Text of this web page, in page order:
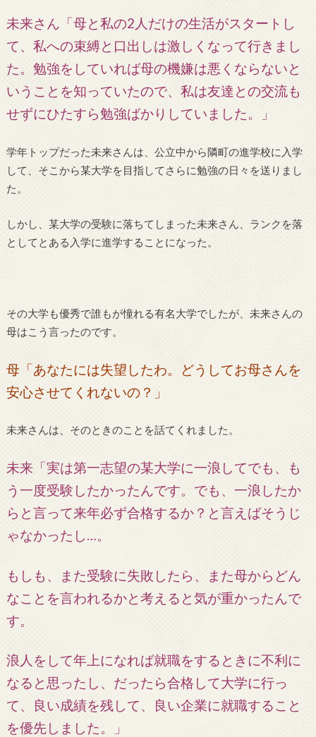
未来さん「母と私の2人だけの生活がスタートし
て、私への束縛と口出しは激しくなって行きまし
た。勉強をしていれば母の機嫌は悪くならないと
いうことを知っていたので、私は友達との交流も
せずにひたすら勉強ばかりしていました。」
学年トップだった未来さんは、公立中から隣町の進学校に入学
して、そこから某大学を目指してさらに勉強の日々を送りまし
た。
しかし、某大学の受験に落ちてしまった未来さん、ランクを落
としてとある入学に進学することになった。
その大学も優秀で誰もが憧れる有名大学でしたが、未来さんの
母はこう言ったのです。
母「あなたには失望したわ。どうしてお母さんを
安心させてくれないの？」
未来さんは、そのときのことを話てくれました。
未来「実は第一志望の某大学に一浪してでも、も
う一度受験したかったんです。でも、一浪したか
らと言って来年必ず合格するか？と言えばそうじ
ゃなかったし…。
もしも、また受験に失敗したら、また母からどん
なことを言われるかと考えると気が重かったんで
す。
浪人をして年上になれば就職をするときに不利に
なると思ったし、だったら合格して大学に行っ
て、良い成績を残して、良い企業に就職すること
を優先しました。」